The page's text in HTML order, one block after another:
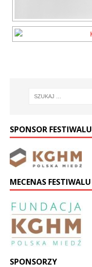
SPONSOR FESTIWALU
MECENAS FESTIWALU
SPONSORZY